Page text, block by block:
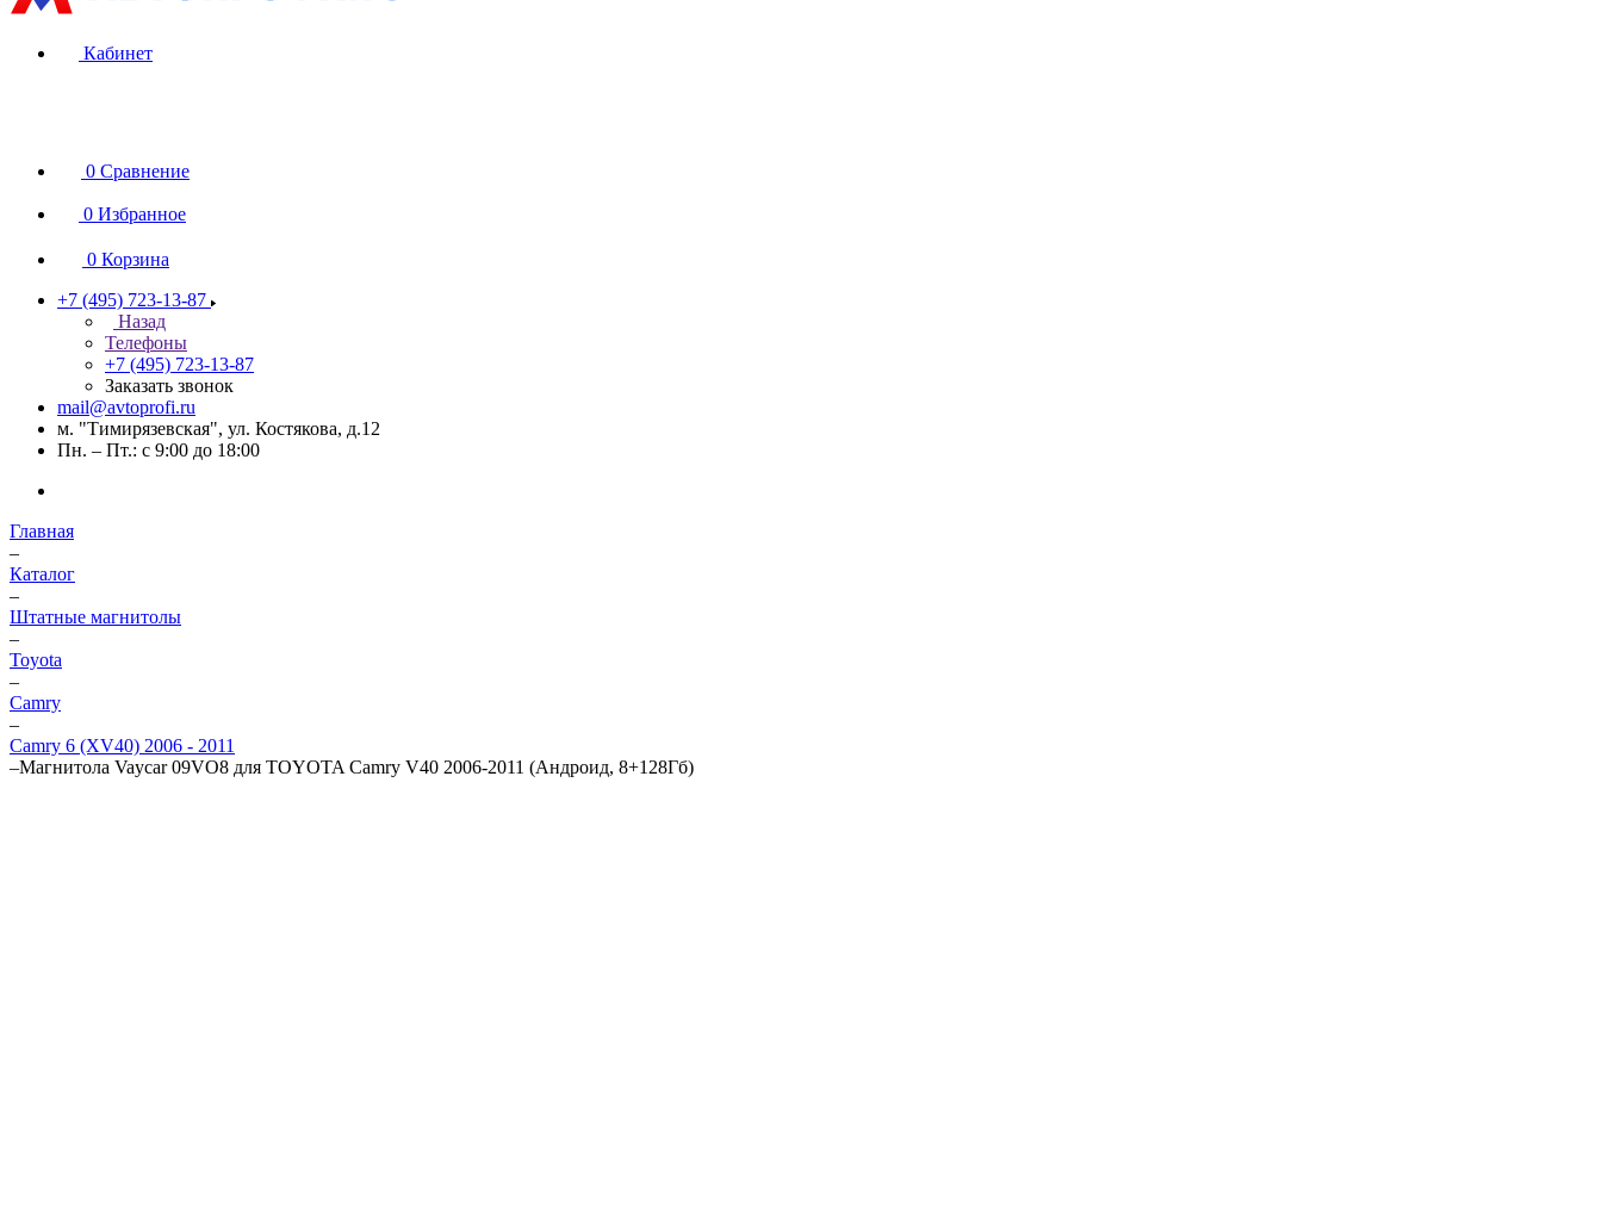
Кабинет
0 Сравнение
0 Избранное
0 Корзина
+7 (495) 723-13-87
Назад
Телефоны
+7 (495) 723-13-87
Заказать звонок
mail@avtoprofi.ru
м. "Тимирязевская", ул. Костякова, д.12
Пн. – Пт.: с 9:00 до 18:00
Главная
–
Каталог
–
Штатные магнитолы
–
Toyota
–
Camry
–
Camry 6 (XV40) 2006 - 2011
–Магнитола Vaycar 09VO8 для TOYOTA Camry V40 2006-2011 (Андроид, 8+128Гб)